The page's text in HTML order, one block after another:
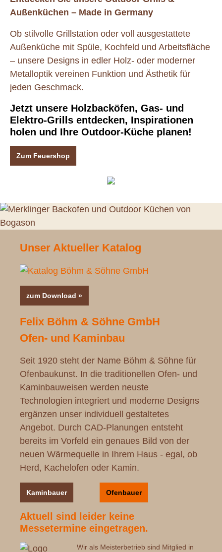
Außenküchen – Made in Germany
Ob stilvolle Grillstation oder voll ausgestattete
Außenküche mit Spüle, Kochfeld und Arbeitsfläche
– unsere Designs in edler Holz- oder moderner
Metalloptik vereinen Funktion und Ästhetik für
jeden Geschmack.
Jetzt unsere Holzbacköfen, Gas- und
Elektro-Grills entdecken, Inspirationen
holen und Ihre Outdoor-Küche planen!
Zum Feuershop
Unser Aktueller Katalog
zum Download »
Felix Böhm & Söhne GmbH
Ofen- und Kaminbau
Seit 1920 steht der Name Böhm & Söhne für
Ofenbaukunst. In die traditionellen Ofen- und
Kaminbauweisen werden neuste
Technologien integriert und moderne Designs
ergänzen unser individuell gestaltetes
Angebot. Durch CAD-Planungen entsteht
bereits im Vorfeld ein genaues Bild von der
neuen Wärmequelle in Ihrem Haus - egal, ob
Herd, Kachelofen oder Kamin.
Kaminbauer Ofenbauer
Aktuell sind leider keine
Messetermine eingetragen.
Wir als Meisterbetrieb sind Mitglied in